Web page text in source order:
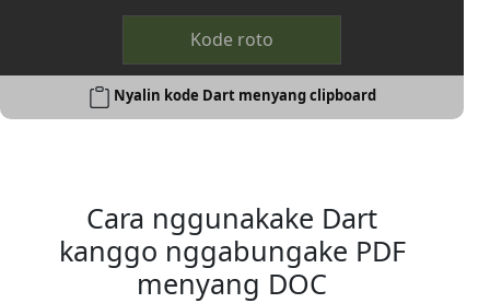
Kode roto
Nyalin kode Dart menyang clipboard
Cara nggunakake Dart
kanggo nggabungake PDF
menyang DOC